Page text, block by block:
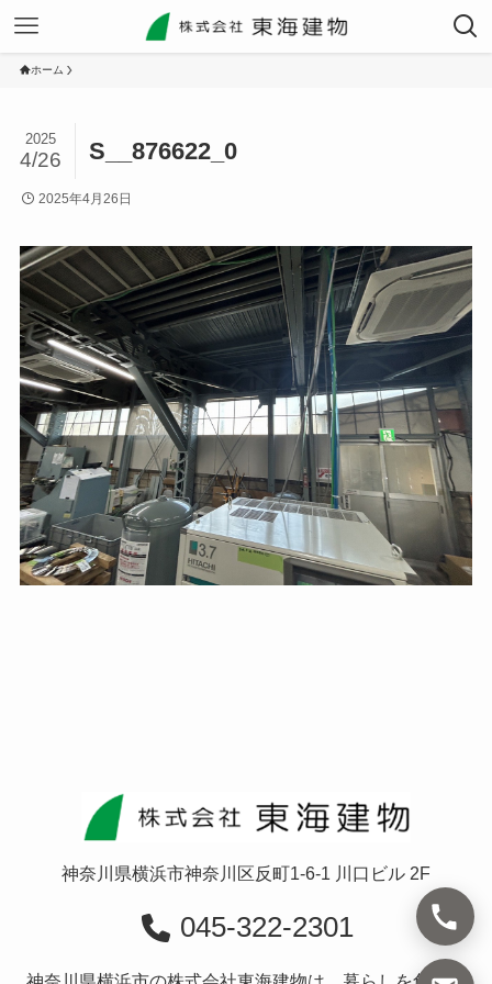
ホーム
S__876622_0
2025
4/26
2025年4月26日
神奈川県横浜市神奈川区反町1-6-1 川口ビル 2F
045-322-2301